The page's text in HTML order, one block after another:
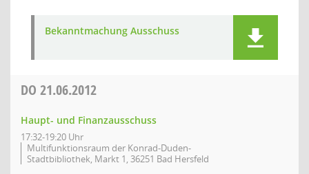
Bekanntmachung Ausschuss
DO 21.06.2012
Haupt- und Finanzausschuss
17:32-19:20 Uhr
Multifunktionsraum der Konrad-Duden-
Stadtbibliothek, Markt 1, 36251 Bad Hersfeld